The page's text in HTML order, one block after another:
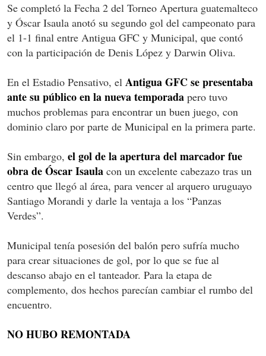
Se completó la Fecha 2 del Torneo Apertura guatemalteco
y Óscar Isaula anotó su segundo gol del campeonato para
el 1-1 final entre Antigua GFC y Municipal, que contó
con la participación de Denis López y Darwin Oliva.
En el Estadio Pensativo, el Antigua GFC se presentaba
ante su público en la nueva temporada pero tuvo
muchos problemas para encontrar un buen juego, con
dominio claro por parte de Municipal en la primera parte.
Sin embargo, el gol de la apertura del marcador fue
obra de Óscar Isaula con un excelente cabezazo tras un
centro que llegó al área, para vencer al arquero uruguayo
Santiago Morandi y darle la ventaja a los “Panzas
Verdes”.
Municipal tenía posesión del balón pero sufría mucho
para crear situaciones de gol, por lo que se fue al
descanso abajo en el tanteador. Para la etapa de
complemento, dos hechos parecían cambiar el rumbo del
encuentro.
NO HUBO REMONTADA